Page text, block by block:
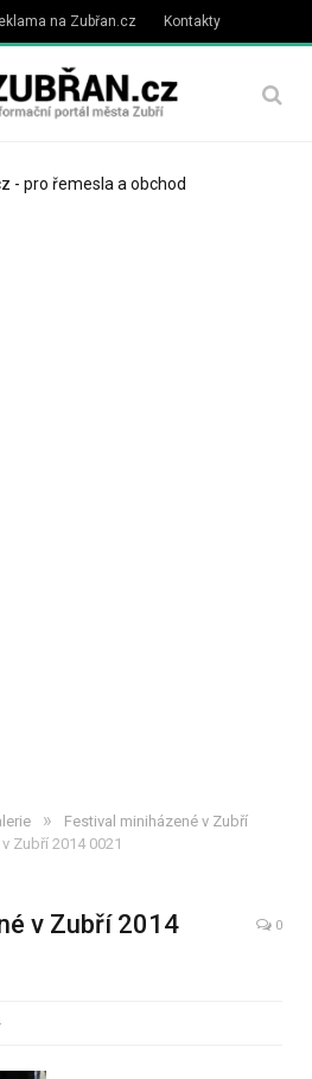
na Zubřan.cz Kontakty
»
Festival miniházené v Zubří
Zubří 2014 0021
v Zubří 2014
0